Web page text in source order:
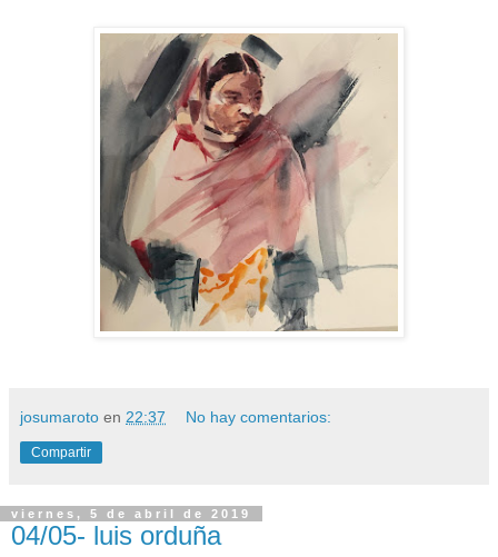
josumaroto en 22:37 No hay comentarios:
Compartir
viernes, 5 de abril de 2019
04/05- luis orduña